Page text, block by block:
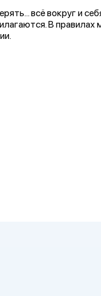
всё вокруг и
В